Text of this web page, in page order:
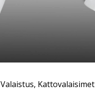
Valaistus, Kattovalaisimet